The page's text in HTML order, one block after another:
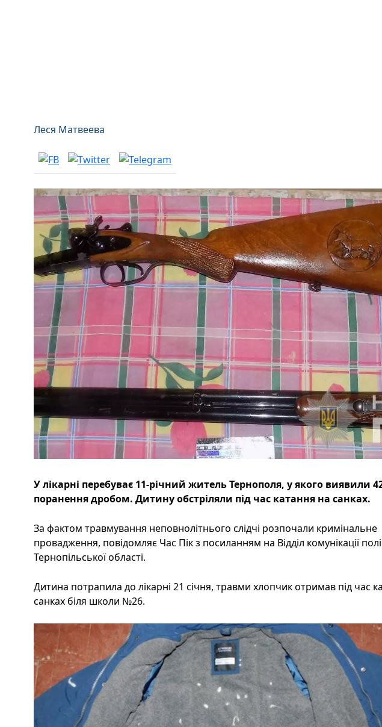
Леся Матвеева
У лікарні перебуває 11-річний житель Тернополя, у якого виявили
поранення дробом. Дитину обстріляли під час катання на санках.
За фактом травмування неповнолітнього слідчі розпочали кримінальне
провадження, повідомляє Час Пік з посиланням на Відділ комунікації
Тернопільської області.
Дитина потрапила до лікарні 21 січня, травми хлопчик отримав під час
санках біля школи №26.